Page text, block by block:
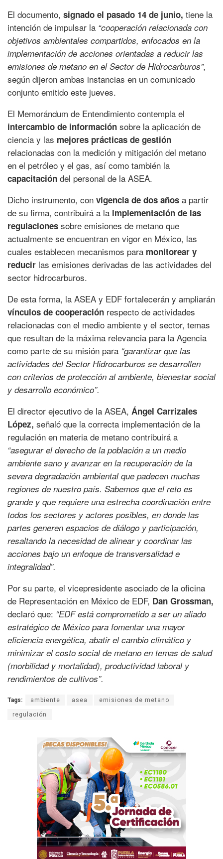
El documento, signado el pasado 14 de junio, tiene la
intención de impulsar la “cooperación relacionada con
objetivos ambientales compartidos, enfocados en la
implementación de acciones orientadas a reducir las
emisiones de metano en el Sector de Hidrocarburos”,
según dijeron ambas instancias en un comunicado
conjunto emitido este jueves.
El Memorándum de Entendimiento contempla el
intercambio de información sobre la aplicación de
ciencia y las mejores prácticas de gestión
relacionadas con la medición y mitigación del metano
en el petróleo y el gas, así como también la
capacitación del personal de la ASEA.
Dicho instrumento, con vigencia de dos años a partir
de su firma, contribuirá a la implementación de las
regulaciones sobre emisiones de metano que
actualmente se encuentran en vigor en México, las
cuales establecen mecanismos para monitorear y
reducir las emisiones derivadas de las actividades del
sector hidrocarburos.
De esta forma, la ASEA y EDF fortalecerán y ampliarán
vínculos de cooperación respecto de actividades
relacionadas con el medio ambiente y el sector, temas
que resultan de la máxima relevancia para la Agencia
como parte de su misión para “garantizar que las
actividades del Sector Hidrocarburos se desarrollen
con criterios de protección al ambiente, bienestar social
y desarrollo económico”.
El director ejecutivo de la ASEA, Ángel Carrizales
López, señaló que la correcta implementación de la
regulación en materia de metano contribuirá a
“asegurar el derecho de la población a un medio
ambiente sano y avanzar en la recuperación de la
severa degradación ambiental que padecen muchas
regiones de nuestro país. Sabemos que el reto es
grande y que requiere una estrecha coordinación entre
todos los sectores y actores posibles, en donde las
partes generen espacios de diálogo y participación,
resaltando la necesidad de alinear y coordinar las
acciones bajo un enfoque de transversalidad e
integralidad”.
Por su parte, el vicepresidente asociado de la oficina
de Representación en México de EDF, Dan Grossman,
declaró que: “EDF está comprometido a ser un aliado
estratégico de México para fomentar una mayor
eficiencia energética, abatir el cambio climático y
minimizar el costo social de metano en temas de salud
(morbilidad y mortalidad), productividad laboral y
rendimientos de cultivos”.
Tags: ambiente asea emisiones de metano
regulación